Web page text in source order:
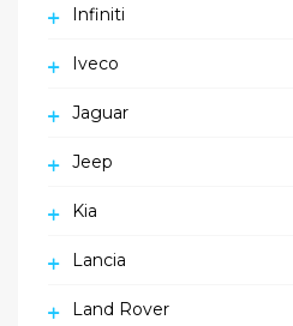
Infiniti
Iveco
Jaguar
Jeep
Kia
Lancia
Land Rover